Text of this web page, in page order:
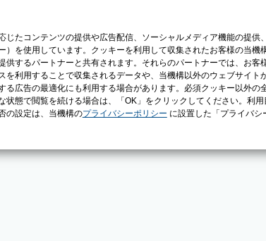
たコンテンツの提供や広告配信、ソーシャルメディア機能の提供
を使用しています。クッキーを利用して収集されたお客様の当機
するパートナーと共有されます。それらのパートナーでは、お客
利用することで収集されるデータや、当機構以外のウェブサイト
広告の最適化にも利用する場合があります。必須クッキー以外の
態で閲覧を続ける場合は、「OK」をクリックしてください。利
の設定は、当機構のプライバシーポリシー に設置した「プライバ